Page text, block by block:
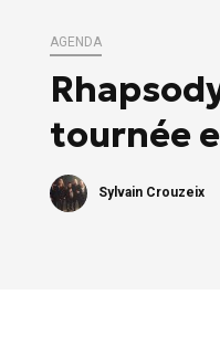
AGENDA
tournée
Sylvain Crouzeix